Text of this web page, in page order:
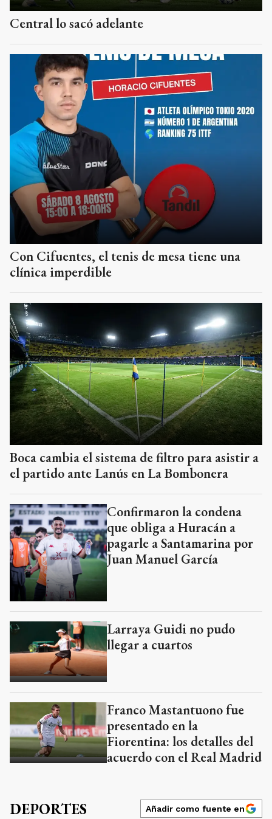
Central lo sacó adelante
Con Cifuentes, el tenis de mesa tiene una
clínica imperdible
Boca cambia el sistema de filtro para asistir a
el partido ante Lanús en La Bombonera
Confirmaron la condena
que obliga a Huracán a
pagarle a Santamarina por
Juan Manuel García
Larraya Guidi no pudo
llegar a cuartos
Franco Mastantuono fue
presentado en la
Fiorentina: los detalles del
acuerdo con el Real Madrid
DEPORTES Añadir como fuente en